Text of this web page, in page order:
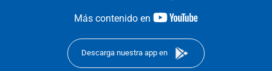
Más contenido en
youtube-
Descarga nuestra app en